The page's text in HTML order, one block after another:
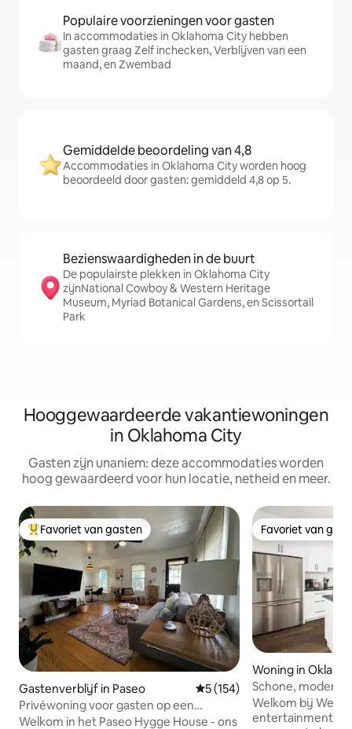
Populaire voorzieningen voor gasten
In accommodaties in Oklahoma City hebben
gasten graag Zelf inchecken, Verblijven van een
maand, en Zwembad
Gemiddelde beoordeling van 4,8
Accommodaties in Oklahoma City worden hoog
beoordeeld door gasten: gemiddeld 4,8 op 5.
Bezienswaardigheden in de buurt
De populairste plekken in Oklahoma City
zijnNational Cowboy & Western Heritage
Museum, Myriad Botanical Gardens, en Scissortail
Park
Hooggewaardeerde vakantiewoningen
in Oklahoma City
Gasten zijn unaniem: deze accommodaties worden
hoog gewaardeerd voor hun locatie, netheid en meer.
Topfavoriet van gasten
Favoriet van gasten
Gastenverblijf in Paseo Gemiddelde beoordeling
5 (154)
Privéwoning voor gasten op een
steenworp afstand van het Paseo Arts
Welkom in het Paseo Hygge House - ons
Favoriet van
Favoriet van
Woning in
Schone,
Nieuwbouw in
Welkom bij
entertainment